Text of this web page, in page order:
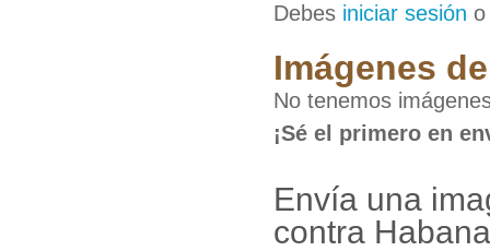
Debes iniciar sesión
Imágenes
No tenemos
¡Sé el primero en
Envía una
contra Habana